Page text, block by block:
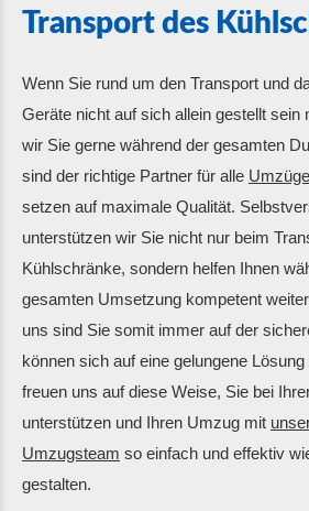
Transport des
Wenn Sie rund um den Transport und
Geräte nicht auf sich allein gestellt sein
wir Sie gerne während der gesamten
sind der richtige Partner für alle
setzen auf maximale Qualität.
unterstützen wir Sie nicht nur beim
Kühlschränke, sondern helfen Ihnen
gesamten Umsetzung kompetent
uns sind Sie somit immer auf der
können sich auf eine gelungene
freuen uns auf diese Weise, Sie bei
unterstützen und Ihren Umzug mit
Umzugsteam so einfach und effektiv
gestalten.